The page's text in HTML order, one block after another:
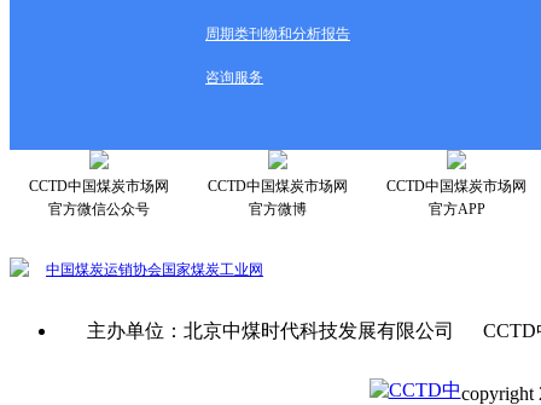
周期类刊物和分析报告
咨询服务
CCTD中国煤炭市场网
官方微信公众号
CCTD中国煤炭市场网
官方微博
CCTD中国煤炭市场网
官方APP
中国煤炭运销协会国家煤炭工业网
主办单位：北京中煤时代科技发展有限公司
copyright